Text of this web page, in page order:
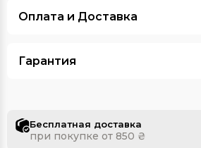
Оплата и Доставка
Гарантия
Бесплатная доставка
при покупке от 850 ₴